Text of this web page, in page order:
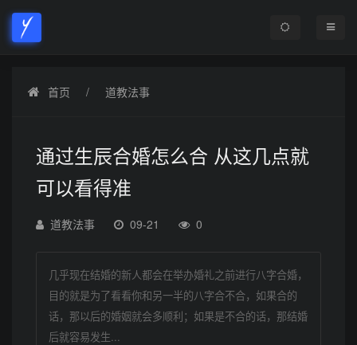
首页 道教法事
通过生辰合婚怎么合 从这几点就
可以看得准
道教法事 09-21 0
几乎现在结婚的新人都会在举办婚礼之前进行八字合婚，
目的就是为了看看你和另一半的八字合不合，如果合的
话，那以后的婚姻就会多顺利；如果是不合的话，那结婚
后就容易发生...